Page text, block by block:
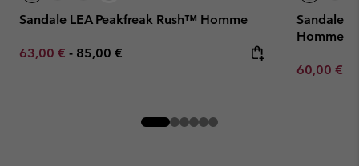
Sandale LEA Peakfreak Rush™ Homme
Minimum sale price:
63,00 € - Maximum price:
85,00 €
Sandale
Homme
Minimum
60,00 €